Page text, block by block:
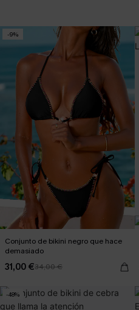
-9%
Conjunto de bikini negro que hace
demasiado
31,00 €34,00 €
-48%